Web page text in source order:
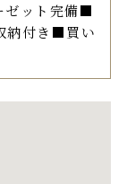
ゼット完備■
納付き■買い